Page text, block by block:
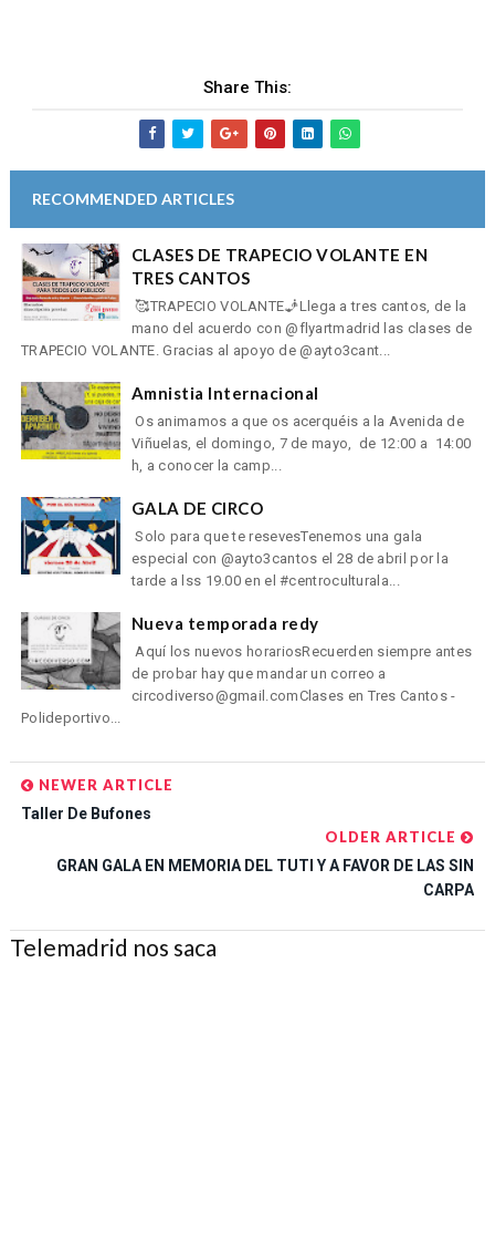
Share This:
RECOMMENDED ARTICLES
CLASES DE TRAPECIO VOLANTE EN
TRES CANTOS
🥰TRAPECIO VOLANTE🧞Llega a tres cantos, de la
mano del acuerdo con @flyartmadrid las clases de
TRAPECIO VOLANTE. Gracias al apoyo de @ayto3cant...
Amnistia Internacional
Os animamos a que os acerquéis a la Avenida de
Viñuelas, el domingo, 7 de mayo, de 12:00 a 14:00
h, a conocer la camp...
GALA DE CIRCO
Solo para que te resevesTenemos una gala
especial con @ayto3cantos el 28 de abril por la
tarde a lss 19.00 en el #centroculturala...
Nueva temporada redy
Aquí los nuevos horariosRecuerden siempre antes
de probar hay que mandar un correo a
circodiverso@gmail.comClases en Tres Cantos -
Polideportivo...
NEWER ARTICLE
Taller De Bufones
OLDER ARTICLE
GRAN GALA EN MEMORIA DEL TUTI Y A FAVOR DE LAS SIN
CARPA
Telemadrid nos saca